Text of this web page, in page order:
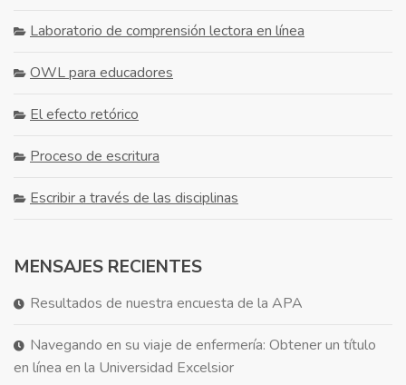
Laboratorio de comprensión lectora en línea
OWL para educadores
El efecto retórico
Proceso de escritura
Escribir a través de las disciplinas
MENSAJES RECIENTES
Resultados de nuestra encuesta de la APA
Navegando en su viaje de enfermería: Obtener un título
en línea en la Universidad Excelsior